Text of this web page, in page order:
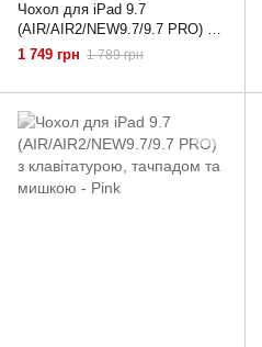
Чохол для iPad 9.7
(AIR/AIR2/NEW9.7/9.7 PRO) з
клавітатурою, тачпадом та
1 749 грн 1 789 грн